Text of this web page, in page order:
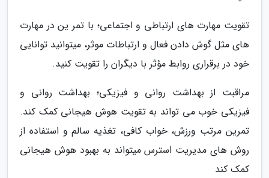
تقویت مهارت های ارتباطی و اجتماعی؛ با تمر ین در مهارت
های مثل گوش دادن فعال و ارتباطات موثر، میتوانید توانایی
خود در برقراری روابط مؤثر با دیگران را تقویت کنید.
مراقبت از بهداشت روانی و فیزیکی؛ بهداشت روانی و
فیزیکی خوب می تواند به تقویت هوش هیجانی کمک کند.
تمرین مرتب ورزش، خواب کافی، تغذیه سالم و استفاده از
روش های مدیریت استرس میتواند به بهبود هوش هیجانی
کمک کند